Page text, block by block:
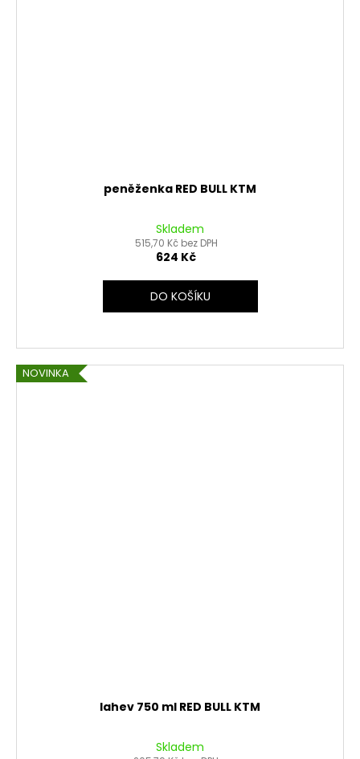
peněženka RED BULL KTM
Skladem
515,70 Kč bez DPH
624 Kč
DO KOŠÍKU
NOVINKA
lahev 750 ml RED BULL KTM
Skladem